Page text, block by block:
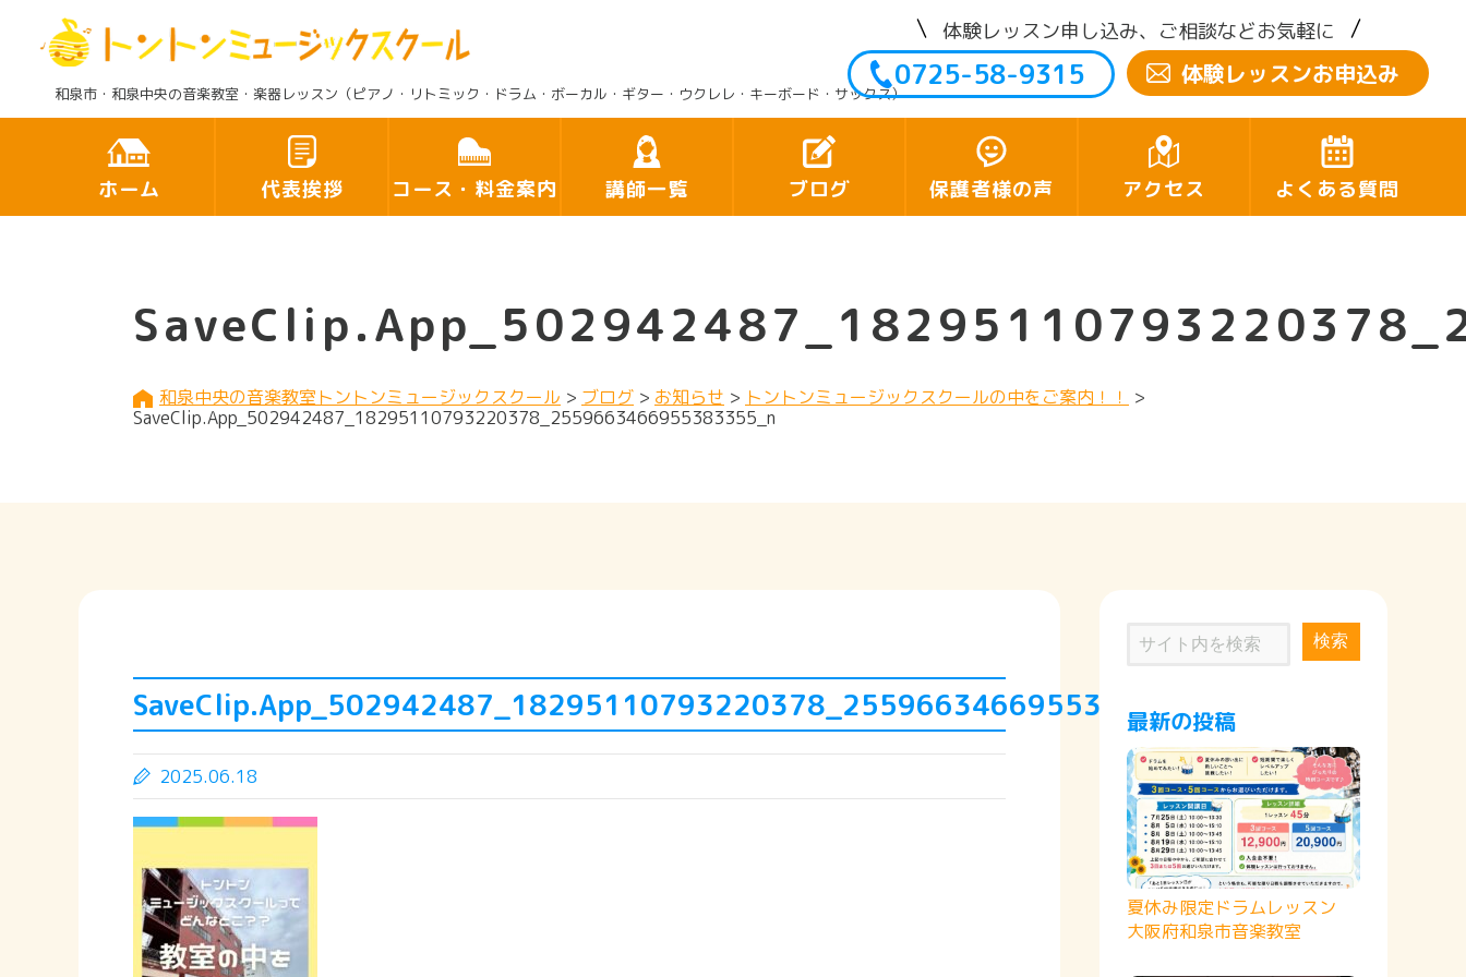
体験レッスン申し込み、ご相談などお気軽に
0725-58-9315 体験レッスンお申込み
和泉市・和泉中央の音楽教室・楽器レッスン（ピアノ・リトミック・ドラム・ボーカル・ギター・ウクレレ・キーボード・サックス）
ホーム 代表挨拶 コース・料金案内 講師一覧 ブログ 保護者様の声 アクセス よくある質問
和泉中央の音楽教室トントンミュージックスクール > ブログ > お知らせ > トントンミュージックスクールの中をご案内！！ >
SaveClip.App_502942487_18295110793220378_2559663466955383355_n
SaveClip.App_502942487_18295110793220378_2559663466955383355_n
2025.06.18
検索
最新の投稿
夏休み限定ドラムレッスン
大阪府和泉市音楽教室